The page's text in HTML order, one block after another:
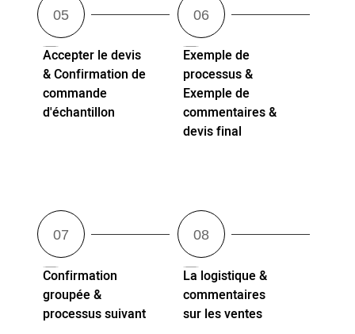
Accepter le devis
& Confirmation de
commande
d'échantillon
Exemple de
processus &
Exemple de
commentaires &
devis final
Confirmation
groupée &
processus suivant
La logistique &
commentaires
sur les ventes